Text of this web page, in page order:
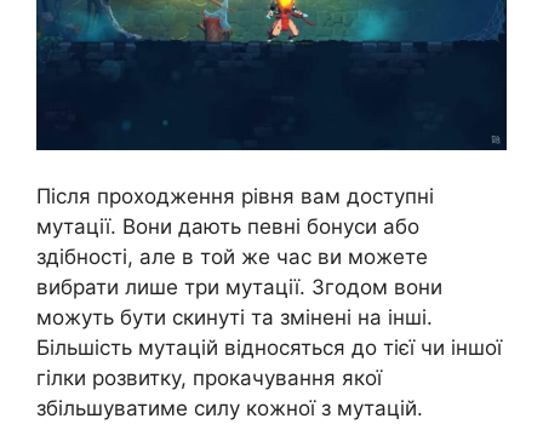
Після проходження рівня вам доступні
мутації. Вони дають певні бонуси або
здібності, але в той же час ви можете
вибрати лише три мутації. Згодом вони
можуть бути скинуті та змінені на інші.
Більшість мутацій відносяться до тієї чи іншої
гілки розвитку, прокачування якої
збільшуватиме силу кожної з мутацій.